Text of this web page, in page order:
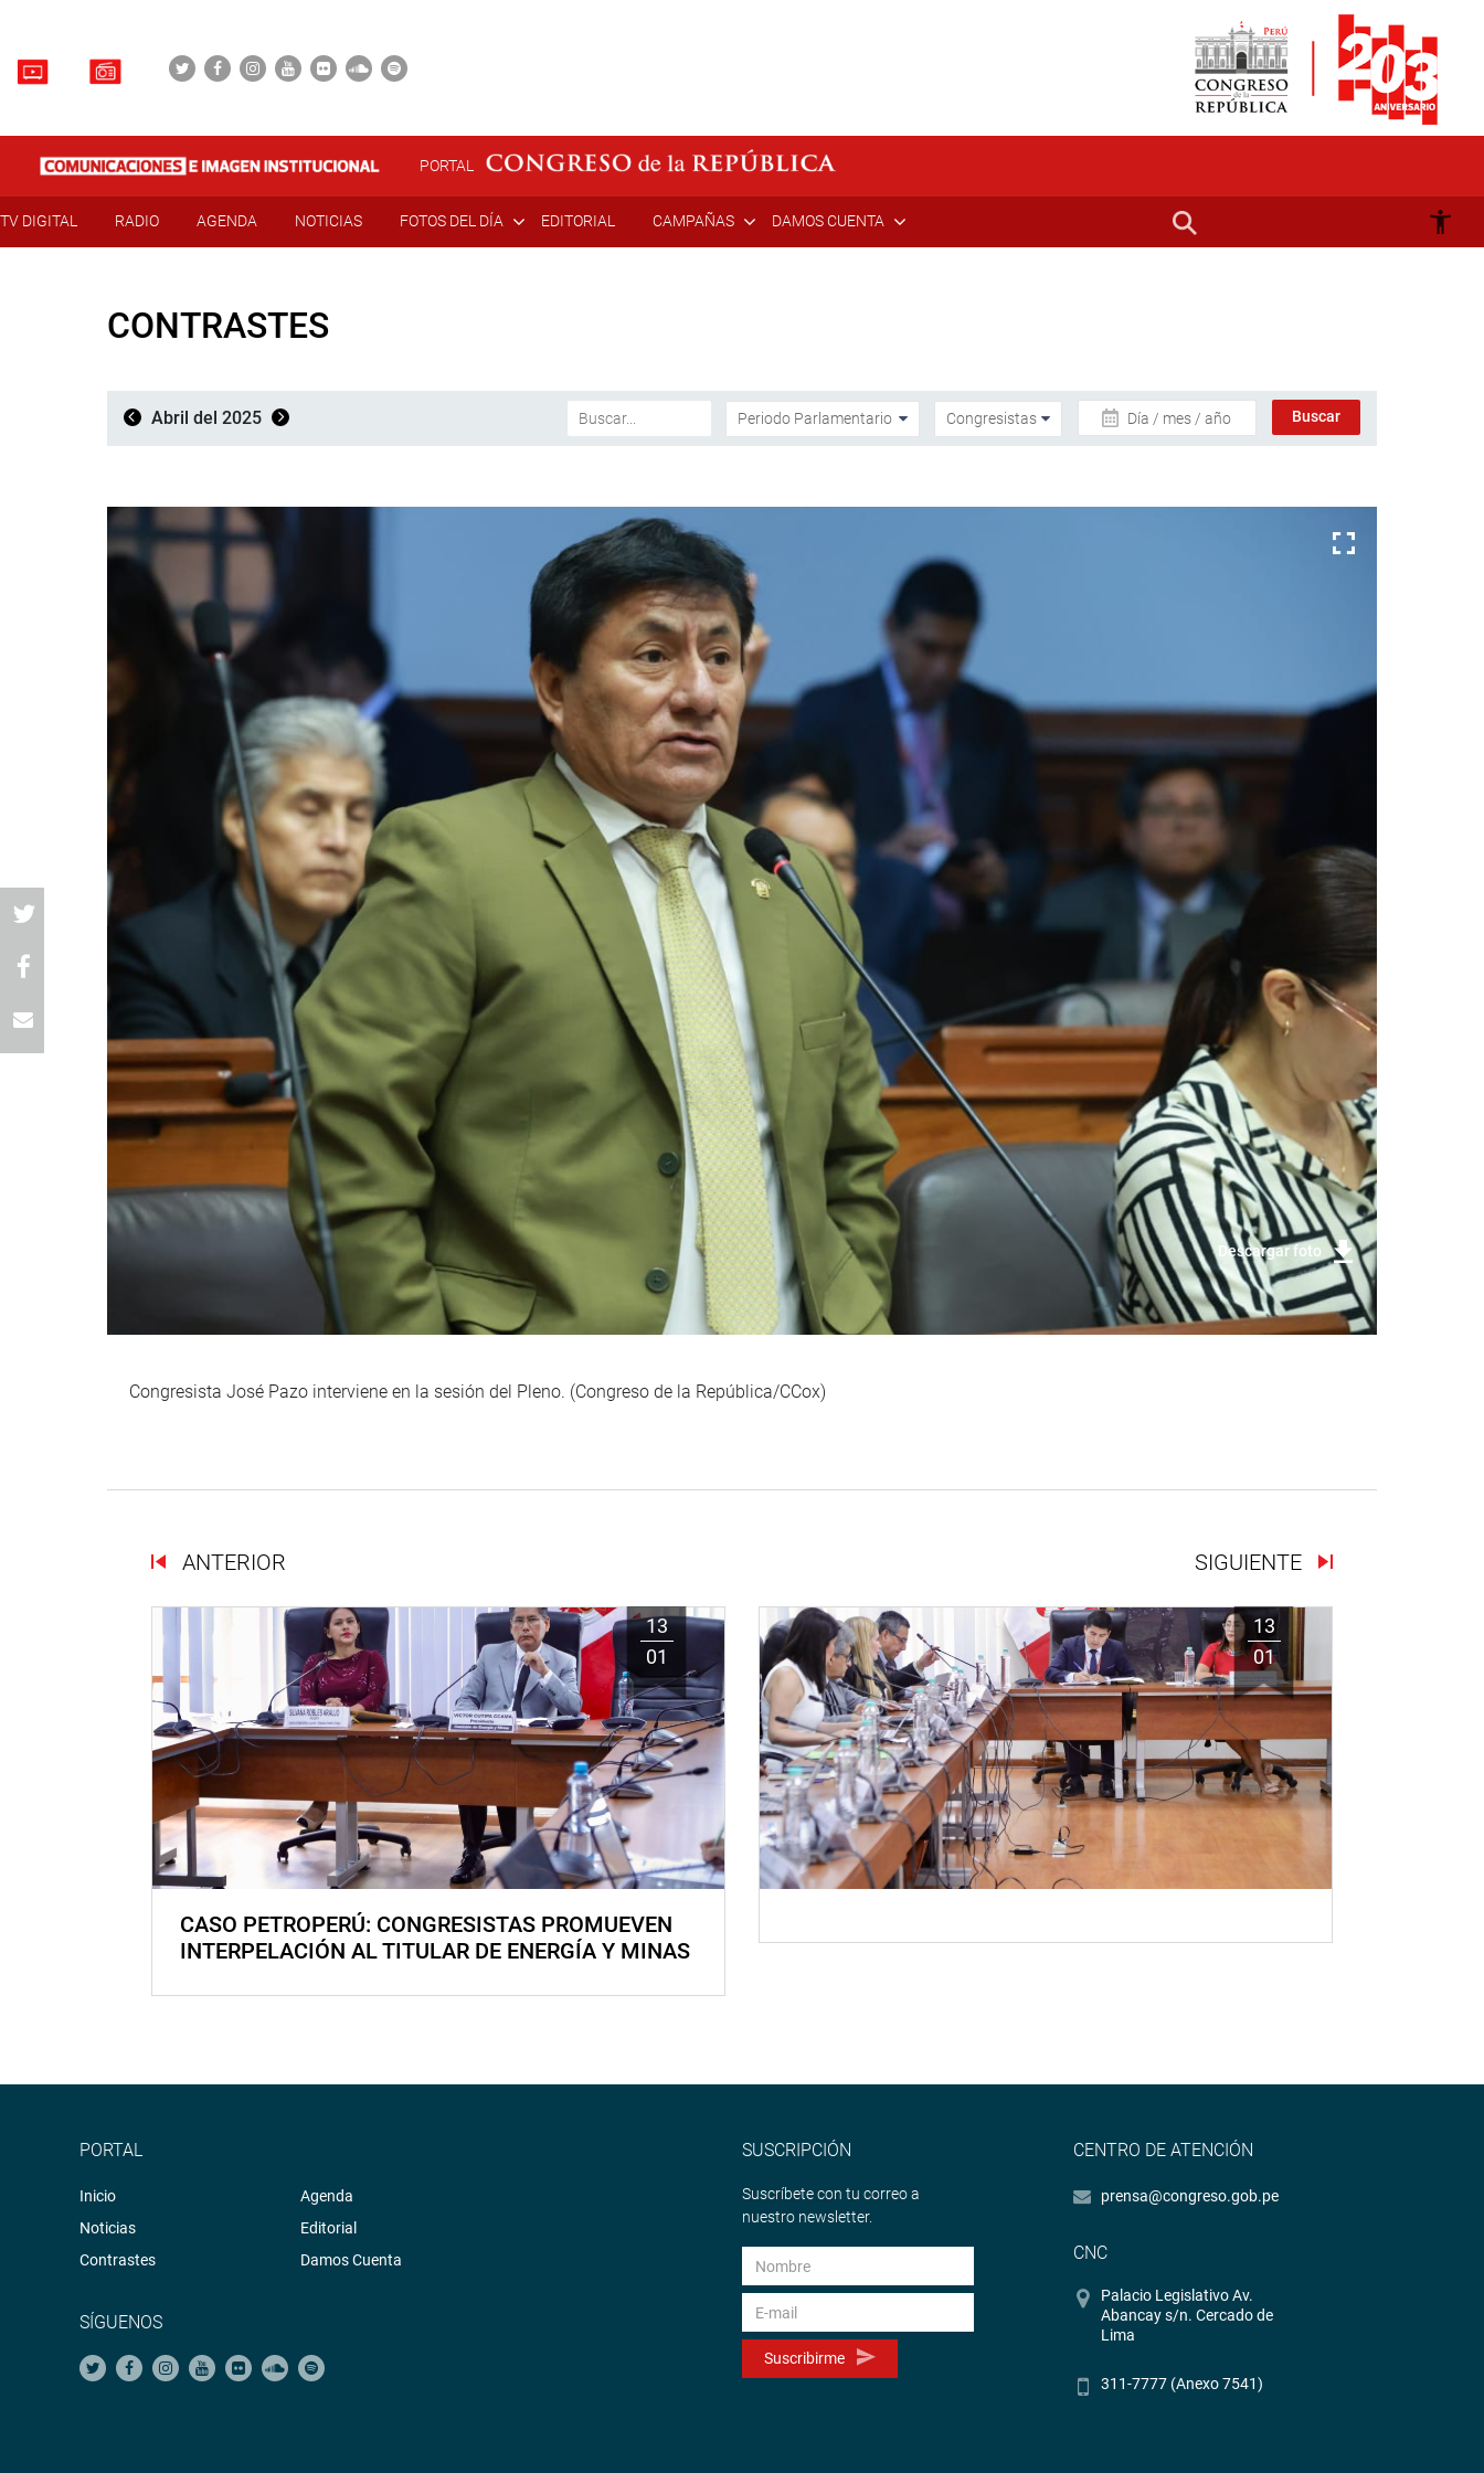
PORTAL
TV DIGITAL RADIO AGENDA NOTICIAS FOTOS DEL DÍA EDITORIAL CAMPAÑAS DAMOS CUENTA
CONTRASTES
Abril del 2025 Día / mes / año
Descargar foto
Congresista José Pazo interviene en la sesión del Pleno. (Congreso de la República/CCox)
ANTERIOR SIGUIENTE
13
01
CASO PETROPERÚ: CONGRESISTAS PROMUEVEN
INTERPELACIÓN AL TITULAR DE ENERGÍA Y MINAS
13
01
PORTAL
Inicio
Noticias
Contrastes
Agenda
Editorial
Damos Cuenta
SÍGUENOS
SUSCRIPCIÓN
Suscríbete con tu correo a
nuestro newsletter.
Suscribirme
CENTRO DE ATENCIÓN
prensa@congreso.gob.pe
CNC
Palacio Legislativo Av.
Abancay s/n. Cercado de
Lima
311-7777 (Anexo 7541)